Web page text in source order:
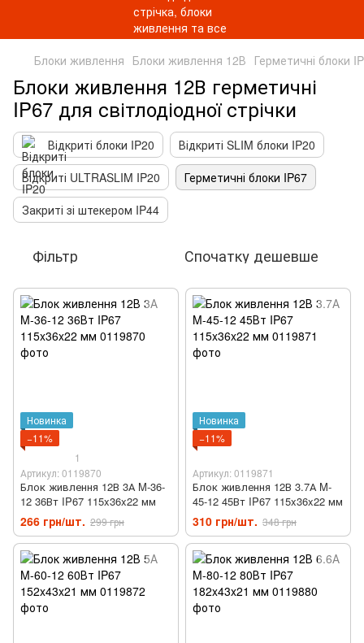
Блоки живлення Блоки живлення 12В Герметичні блоки
Блоки живлення 12В герметичні
IP67 для світлодіодної стрічки
Відкриті блоки IP20
Відкриті SLIM блоки IP20
Відкриті ULTRASLIM IP20
Герметичні блоки IP67
Закриті зі штекером IP44
Фільтр Спочатку дешевше
Новинка
−11%
1
Артикул: 0119870
Блок живлення 12В 3А M-36-
12 36Вт IP67 115x36x22 мм
266 грн/шт. 299 грн
Новинка
−11%
Артикул: 0119871
Блок живлення 12В 3.7А M-
45-12 45Вт IP67 115x36x22 мм
310 грн/шт. 348 грн